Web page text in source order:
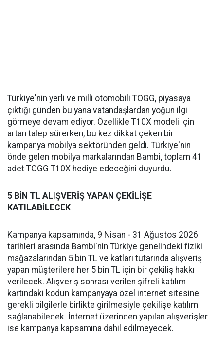
Türkiye'nin yerli ve milli otomobili TOGG, piyasaya
çıktığı günden bu yana vatandaşlardan yoğun ilgi
görmeye devam ediyor. Özellikle T10X modeli için
artan talep sürerken, bu kez dikkat çeken bir
kampanya mobilya sektöründen geldi. Türkiye'nin
önde gelen mobilya markalarından Bambi, toplam 41
adet TOGG T10X hediye edeceğini duyurdu.
5 BİN TL ALIŞVERİŞ YAPAN ÇEKİLİŞE
KATILABİLECEK
Kampanya kapsamında, 9 Nisan - 31 Ağustos 2026
tarihleri arasında Bambi'nin Türkiye genelindeki fiziki
mağazalarından 5 bin TL ve katları tutarında alışveriş
yapan müşterilere her 5 bin TL için bir çekiliş hakkı
verilecek. Alışveriş sonrası verilen şifreli katılım
kartındaki kodun kampanyaya özel internet sitesine
gerekli bilgilerle birlikte girilmesiyle çekilişe katılım
sağlanabilecek. İnternet üzerinden yapılan alışverişler
ise kampanya kapsamına dahil edilmeyecek.